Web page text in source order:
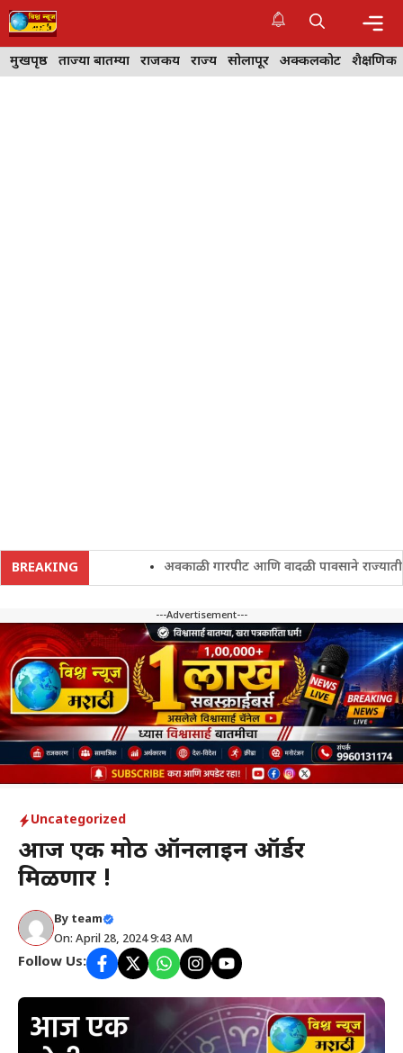
Skip
to
content
मुखपृष्ठ ताज्या बातम्या राजकीय राज्य सोलापूर अक्कलकोट शैक्षणिक
BREAKING अवकाळी गारपीट आणि वादळी पावसाने राज्यातील
---Advertisement---
Uncategorized
आज एक मोठी ऑनलाइन ऑर्डर
मिळणार !
By team
On: April 28, 2024 9:43 AM
Follow Us: